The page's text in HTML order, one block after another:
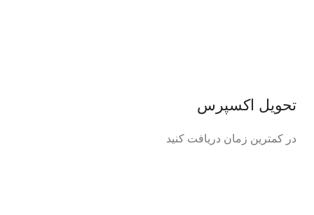
تحویل اکسپرس
در کمترین زمان دریافت کنید